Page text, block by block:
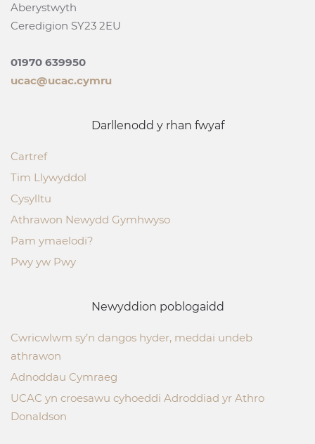
Aberystwyth
Ceredigion SY23 2EU
01970 639950
ucac@ucac.cymru
Darllenodd y rhan fwyaf
Cartref
Tim Llywyddol
Cysylltu
Athrawon Newydd Gymhwyso
Pam ymaelodi?
Pwy yw Pwy
Newyddion poblogaidd
Cwricwlwm sy’n dangos hyder, meddai undeb
athrawon
Adnoddau Cymraeg
UCAC yn croesawu cyhoeddi Adroddiad yr Athro
Donaldson